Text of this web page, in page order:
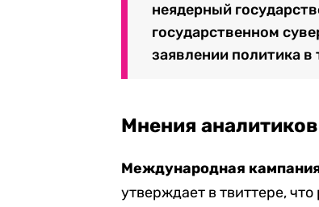
неядерный
государственном
заявлении политика в
Мнения аналитиков
Международная
утверждает в твиттере,